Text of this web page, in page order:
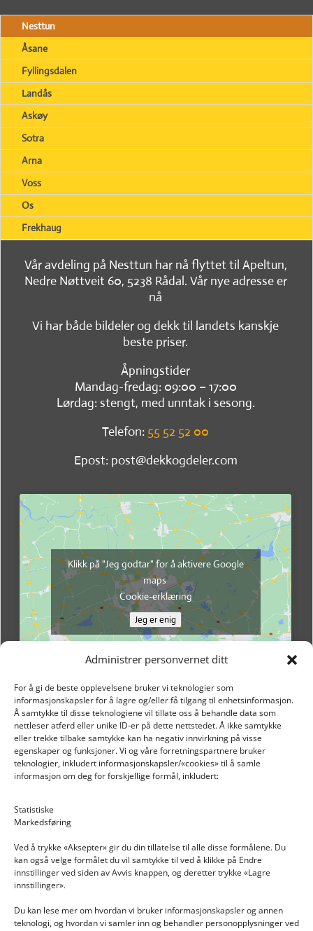
Administrer personvernet ditt
For å gi de beste opplevelsene bruker vi teknologier som
informasjonskapsler for å lagre og/eller få tilgang til enhetsinformasjon.
Å samtykke til disse teknologiene vil tillate oss å behandle data som
nettleser atferd eller unike ID-er på dette nettstedet. Å ikke samtykke
eller trekke tilbake samtykke kan ha negativ innvirkning på visse
egenskaper og funksjoner. Vi og våre forretningspartnere bruker
teknologier, inkludert informasjonskapsler/«cookies» til å samle
informasjon om deg for forskjellige formål, inkludert:
Statistiske
Markedsføring
Ved å trykke «Aksepter» gir du din tillatelse til alle disse formålene. Du
kan også velge formålet du vil samtykke til ved å klikke på Endre
innstillinger ved siden av Avvis knappen, og deretter trykke «Lagre
innstillinger».
Du kan lese mer om hvordan vi bruker informasjonskapsler og annen
teknologi, og hvordan vi samler inn og behandler personopplysninger ved
Nesttun
Åsane
Fyllingsdalen
Landås
Askøy
Sotra
Arna
Voss
Os
Frekhaug
Vår avdeling på Nesttun har nå flyttet til Apeltun,
Nedre Nøttveit 60, 5238 Rådal. Vår nye adresse er
nå
Vi har både bildeler og dekk til landets kanskje
beste priser.
Åpningstider
Mandag-fredag: 09:00 – 17:00
Lørdag: stengt, med unntak i sesong.
Telefon: 55 52 52 00
Epost: post@dekkogdeler.com
Klikk på "Jeg godtar" for å aktivere Google
maps
Cookie-erklæring
Jeg er enig
INFORMASJON